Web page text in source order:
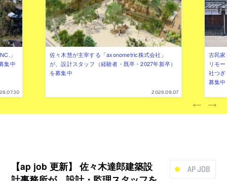
」
集中
佐々木慧が主宰する「axonometric株式会社」
が、設計スタッフ（経験者・既卒・2027年新卒）
を募集中
2026.08.07
古民
リモ
社つ
募集中
AP JOB
【ap job 更新】 佐々木達郎建築設